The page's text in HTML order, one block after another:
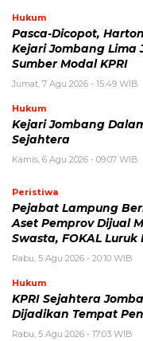
Hukum
Pasca-Dicopot,
Kejari Jombang Lima
Sumber Modal KPRI
Jumat, 7 Agu 2026 - 15:49 WIB
Hukum
Kejari Jombang
Sejahtera
Kamis, 6 Agu 2026 - 09:07 WIB
Peristiwa
Pejabat Lampung
Aset Pemprov Dijual
Swasta, FOKAL Luruk
Rabu, 5 Agu 2026 - 20:10 WIB
Hukum
KPRI Sejahtera
Dijadikan Tempat
Rabu, 5 Agu 2026 - 17:03 WIB